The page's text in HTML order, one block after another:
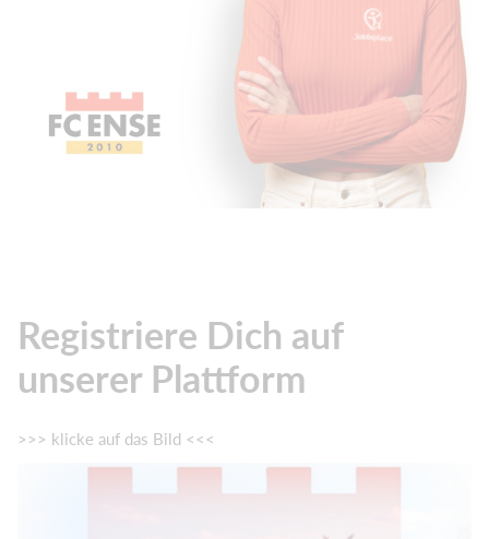
Registriere Dich auf
unserer Plattform
>>> klicke auf das Bild <<<